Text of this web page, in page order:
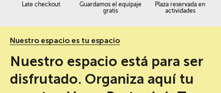
Late checkout
Guardamos el equipaje
gratis
Plaza reservada en
actividades
Nuestro espacio es tu espacio
Nuestro espacio está para ser
disfrutado. Organiza aquí tu